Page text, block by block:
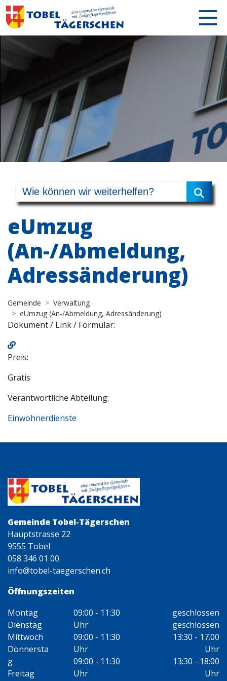
eUmzug
(An-/Abmeldung,
Adressänderung)
Gemeinde
Verwaltung
eUmzug (An-/Abmeldung, Adressänderung)
Dokument / Link / Formular:
Preis:
Gratis
Verantwortliche Abteilung:
Einwohnerdienste
Öffnungszeiten
Gemeinde Tobel-Tägerschen
Hauptstrasse 22
9555 Tobel
058 346 01 00
info@tobel-taegerschen.ch
Montag
Dienstag
Mittwoch
Donnersta
g
Freitag
09:00 - 11:30
Uhr
09:00 - 11:30
Uhr
09:00 - 11:30
Uhr
geschlossen
geschlossen
13:30 - 17.00
Uhr
13:30 - 18:00
Uhr